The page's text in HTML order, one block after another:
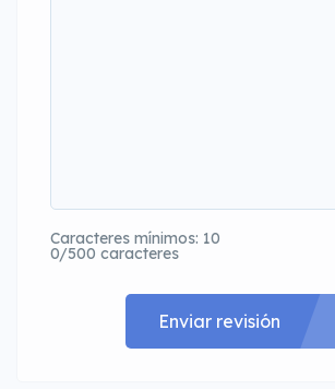
Caracteres mínimos: 10
0/500 caracteres
Enviar revisión